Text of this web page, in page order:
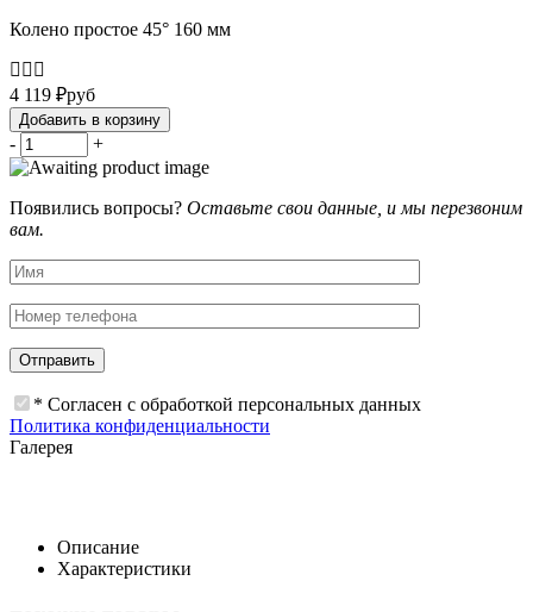
Колено простое 45° 160 мм
4 119 ₽руб
Добавить в корзину
- +
Появились вопросы? Оставьте свои данные, и мы перезвоним
вам.
* Согласен с обработкой персональных данных
Политика конфиденциальности
Галерея
Описание
Характеристики